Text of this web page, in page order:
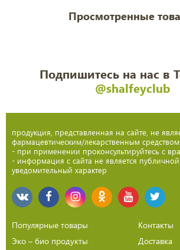
Просмотренные
Подпишитесь на нас в
@shalfeyclub
продукция, представленная на сайте, не
фармацевтическим/лекарственным средством
- при применении проконсультируйтесь с
- информация с сайта не является
уведомительный характер
Популярные товары
Эко – био продукты
Контакты
Доставка